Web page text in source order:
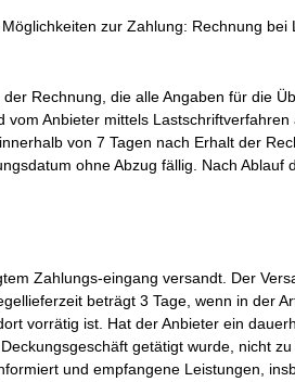
zur Zahlung: Rechnung
Rechnung, die alle Angaben für die
vom Anbieter mittels
von 7 Tagen nach Erhalt der
ohne Abzug fällig. Nach
Zahlungs-eingang versandt. Der
beträgt 3 Tage, wenn in der
vorrätig ist. Hat der Anbieter ein
getätigt wurde, nicht
und empfangene Leistungen,